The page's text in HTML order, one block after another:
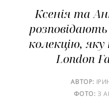
Ксенія та
колекцію,
London
АВТОР:
ФОТО: З